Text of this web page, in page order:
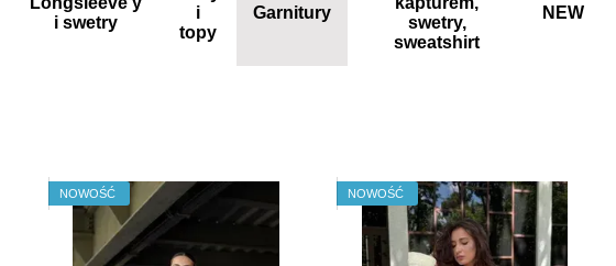
i swetry
i
topy
Garnitury
swetry,
sweatshirt
NEW
NOWOŚĆ NOWOŚĆ